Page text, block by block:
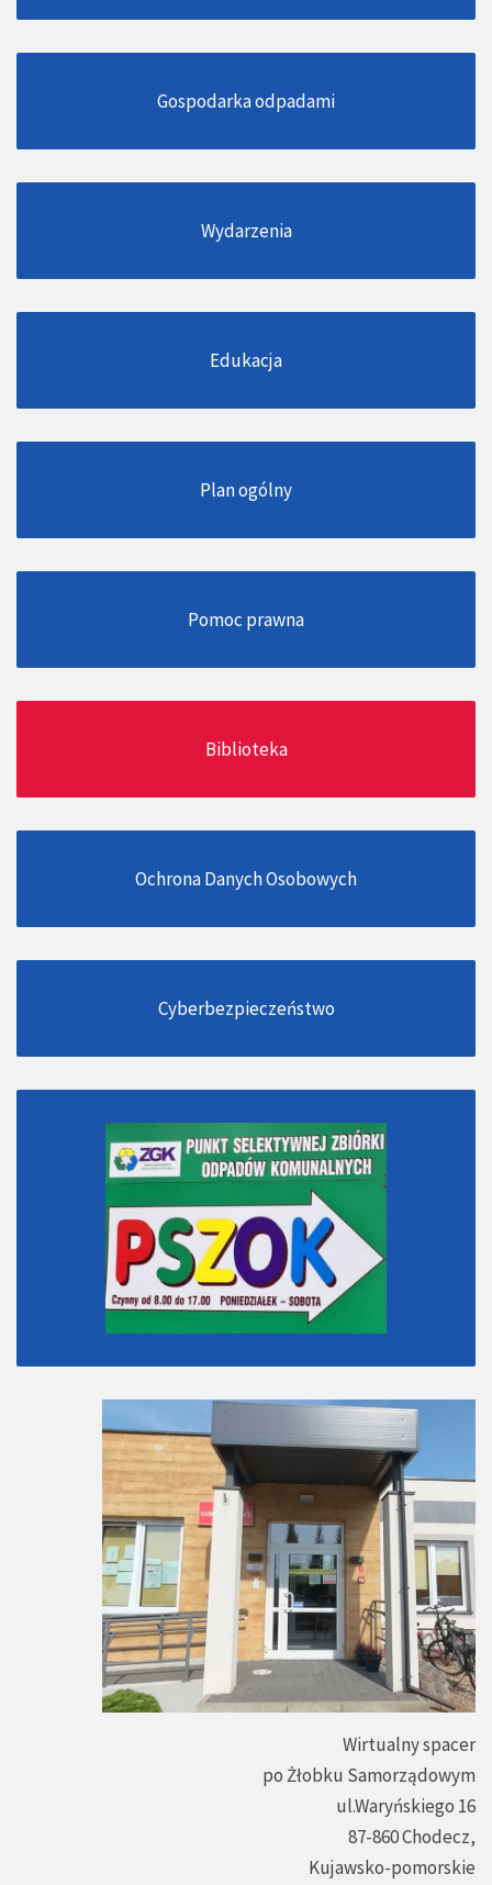
Gospodarka odpadami
Wydarzenia
Edukacja
Plan ogólny
Pomoc prawna
Biblioteka
Ochrona Danych Osobowych
Cyberbezpieczeństwo
Wirtualny spacer
po Żłobku Samorządowym
ul.Waryńskiego 16
87-860 Chodecz,
Kujawsko-pomorskie